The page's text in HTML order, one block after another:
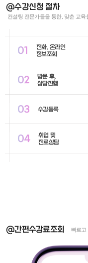
@수강신청 절차
컨설팅 전문가들을 통한, 맞춘 교육
01 전화. 온라인
정보조회
02 방문 후,
상담진행
03 수강등록
04 취업 및
진로상담
@간편수강료조회 빠르고